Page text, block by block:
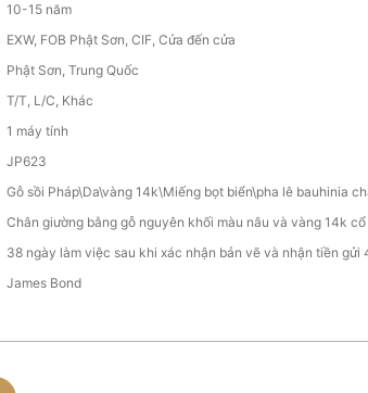
10-15 năm
EXW, FOB Phật Sơn, CIF, Cửa đến cửa
Phật Sơn, Trung Quốc
T/T, L/C, Khác
1 máy tính
JP623
Gỗ sồi Pháp\Da\vàng 14k\Miếng bọt biển\pha lê bauhinia
Chân giường bằng gỗ nguyên khối màu nâu và vàng 14k
38 ngày làm việc sau khi xác nhận bản vẽ và nhận tiền gửi
James Bond